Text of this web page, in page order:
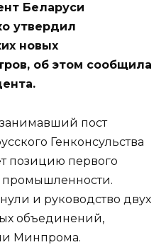
Беларуси
утвердил
новых
об этом сообщила
пост
Генконсульства
позицию первого
промышленности.
и руководство двух
объединений,
Минпрома.